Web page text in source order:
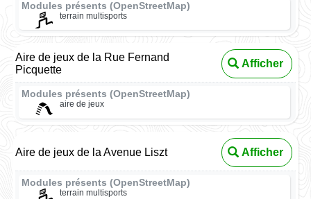
Modules présents (OpenStreetMap)
terrain multisports
Aire de jeux de la Rue Fernand
Picquette
Afficher
Modules présents (OpenStreetMap)
aire de jeux
Aire de jeux de la Avenue Liszt Afficher
Modules présents (OpenStreetMap)
terrain multisports